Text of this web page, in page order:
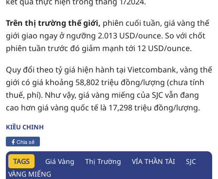
Trên thị trường thế giới, phiên cuối tuần, giá vàng thế
giới giao ngay ở ngưỡng 2.013 USD/ounce. So với chốt
phiên tuần trước đó giảm mạnh tới 12 USD/ounce.
Quy đổi theo tỷ giá hiện hành tại Vietcombank, vàng thế
giới có giá khoảng 58,802 triệu đồng/lượng (chưa tính
thuế, phí). Như vậy, giá vàng miếng của SJC vẫn đang
cao hơn giá vàng quốc tế là 17,298 triệu đồng/lượng.
KIỀU CHINH
Chia sẻ
TAGS Giá Vàng Thị Trường VÍA THẦN TÀI
SJC
VÀNG MIẾNG